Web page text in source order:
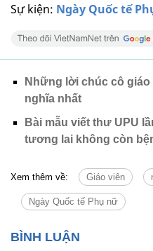
Sự kiện: Ngày Quốc tế
Những lời chúc cô giáo
nghĩa nhất
Bài mẫu viết thư UPU
tương lai không còn
Xem thêm về: Giáo viên
Ngày Quốc tế Phụ nữ